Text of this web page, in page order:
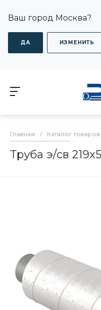
Ваш город Москва?
ДА ИЗМЕНИТЬ
Главная / Каталог товаров
Труба э/св